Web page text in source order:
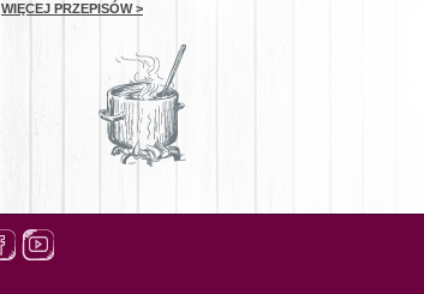
WIĘCEJ PRZEPISÓW >